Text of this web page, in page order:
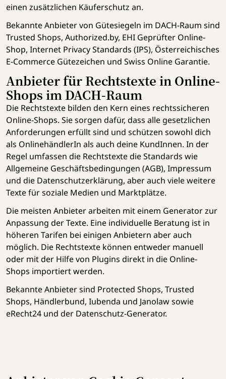
einen zusätzlichen Käuferschutz an.
Bekannte Anbieter von Gütesiegeln im DACH-Raum sind
Trusted Shops, Authorized.by, EHI Geprüfter Online-
Shop, Internet Privacy Standards (IPS), Österreichisches
E-Commerce Gütezeichen und Swiss Online Garantie.
Anbieter für Rechtstexte in Online-
Shops im DACH-Raum
Die Rechtstexte bilden den Kern eines rechtssicheren
Online-Shops. Sie sorgen dafür, dass alle gesetzlichen
Anforderungen erfüllt sind und schützen sowohl dich
als OnlinehändlerIn als auch deine KundInnen. In der
Regel umfassen die Rechtstexte die Standards wie
Allgemeine Geschäftsbedingungen (AGB), Impressum
und die Datenschutzerklärung, aber auch viele weitere
Texte für soziale Medien und Marktplätze.
Die meisten Anbieter arbeiten mit einem Generator zur
Anpassung der Texte. Eine individuelle Beratung ist in
höheren Tarifen bei einigen Anbietern aber auch
möglich. Die Rechtstexte können entweder manuell
oder mit der Hilfe von Plugins direkt in die Online-
Shops importiert werden.
Bekannte Anbieter sind Protected Shops, Trusted
Shops, Händlerbund, Iubenda und Janolaw sowie
eRecht24 und der Datenschutz-Generator.